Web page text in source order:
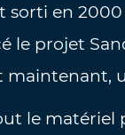
sorti en
le projet
maintenant,
le